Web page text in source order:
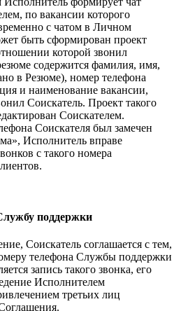
по вакансии которого
с чатом в Личном
быть сформирован проект
которой звонил
содержится фамилия, имя,
в Резюме), номер телефона
и наименование вакансии,
Соискатель. Проект такого
Соискателем.
Соискателя был замечен
Исполнитель вправе
с такого номера
поддержки
Соискатель соглашается с тем,
телефона Службы поддержки
запись такого звонка, его
Исполнителем
третьих лиц